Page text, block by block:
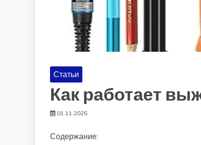
Статьи
Как работает
01.11.2025
Содержание: